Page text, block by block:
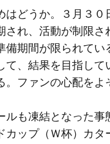
どうか。３月３０
れ、活動が制限
期間が限られて
、結果を目指して
ファンの心配をよ
も凍結となった
ップ（Ｗ杯）カ